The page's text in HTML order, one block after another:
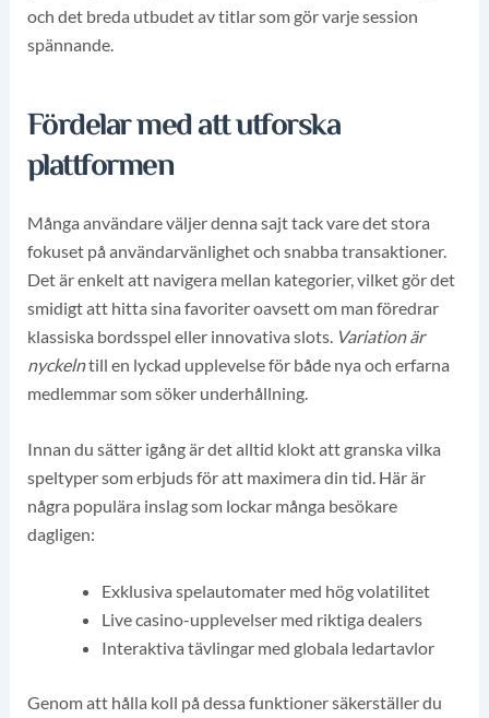
och det breda utbudet av titlar som gör varje session
spännande.
Fördelar med att utforska
plattformen
Många användare väljer denna sajt tack vare det stora
fokuset på användarvänlighet och snabba transaktioner.
Det är enkelt att navigera mellan kategorier, vilket gör det
smidigt att hitta sina favoriter oavsett om man föredrar
klassiska bordsspel eller innovativa slots. Variation är
nyckelntill en lyckad upplevelse för både nya och erfarna
medlemmar som söker underhållning.
Innan du sätter igång är det alltid klokt att granska vilka
speltyper som erbjuds för att maximera din tid. Här är
några populära inslag som lockar många besökare
dagligen:
Exklusiva spelautomater med hög volatilitet
Live casino-upplevelser med riktiga dealers
Interaktiva tävlingar med globala ledartavlor
Genom att hålla koll på dessa funktioner säkerställer du